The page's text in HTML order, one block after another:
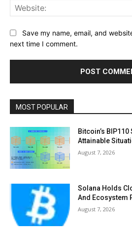
Save my name, email, and
next time I comment.
MOST POPULAR
Bitcoin’s
Attainable
August 7, 2026
Solana Holds
And Ecosystem
August 7, 2026